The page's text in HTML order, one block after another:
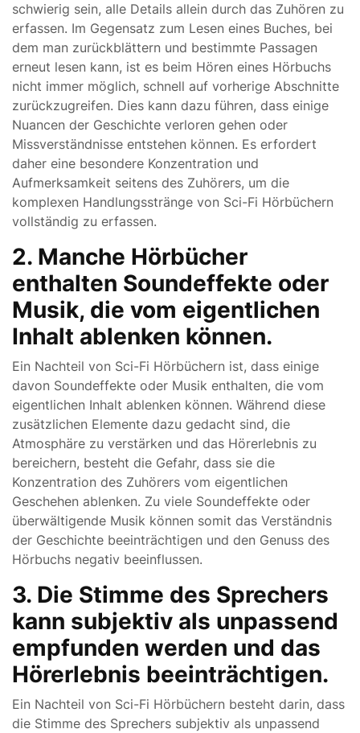
schwierig sein, alle Details allein durch das Zuhören zu
erfassen. Im Gegensatz zum Lesen eines Buches, bei
dem man zurückblättern und bestimmte Passagen
erneut lesen kann, ist es beim Hören eines Hörbuchs
nicht immer möglich, schnell auf vorherige Abschnitte
zurückzugreifen. Dies kann dazu führen, dass einige
Nuancen der Geschichte verloren gehen oder
Missverständnisse entstehen können. Es erfordert
daher eine besondere Konzentration und
Aufmerksamkeit seitens des Zuhörers, um die
komplexen Handlungsstränge von Sci-Fi Hörbüchern
vollständig zu erfassen.
2. Manche Hörbücher
enthalten Soundeffekte oder
Musik, die vom eigentlichen
Inhalt ablenken können.
Ein Nachteil von Sci-Fi Hörbüchern ist, dass einige
davon Soundeffekte oder Musik enthalten, die vom
eigentlichen Inhalt ablenken können. Während diese
zusätzlichen Elemente dazu gedacht sind, die
Atmosphäre zu verstärken und das Hörerlebnis zu
bereichern, besteht die Gefahr, dass sie die
Konzentration des Zuhörers vom eigentlichen
Geschehen ablenken. Zu viele Soundeffekte oder
überwältigende Musik können somit das Verständnis
der Geschichte beeinträchtigen und den Genuss des
Hörbuchs negativ beeinflussen.
3. Die Stimme des Sprechers
kann subjektiv als unpassend
empfunden werden und das
Hörerlebnis beeinträchtigen.
Ein Nachteil von Sci-Fi Hörbüchern besteht darin, dass
die Stimme des Sprechers subjektiv als unpassend